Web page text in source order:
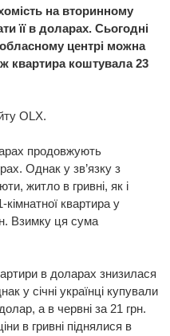
на вторинному
її в доларах. Сьогодні
центрі можна
ж квартира коштувала 23
OLX.
продовжують
Однак у зв’язку з
житло в гривні, як і
квартира у
Взимку ця сума
в доларах знизилася
у січні українці купували
а в червні за 21 грн.
в гривні піднялися в